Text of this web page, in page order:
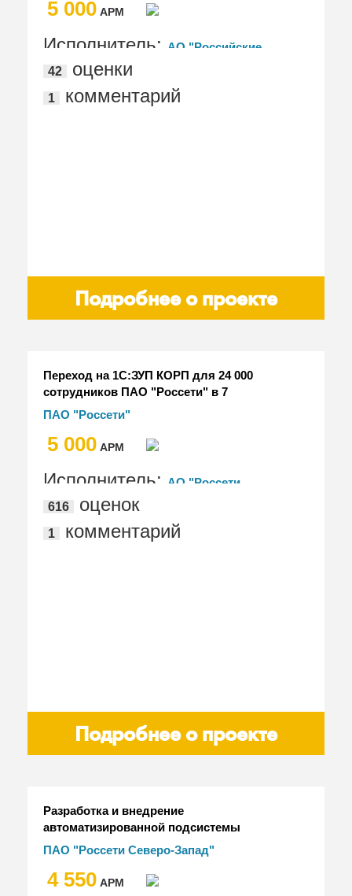
5 000 АРМ
Исполнитель:
АО "Российские
космические системы"
42 оценки
1 комментарий
Подробнее о проекте
Переход на 1С:ЗУП КОРП для 24 000
сотрудников ПАО "Россети" в 7
часовых поясах
ПАО "Россети"
5 000 АРМ
Исполнитель:
АО "Россети
Цифра", "ЭДИТ ПРО"
616 оценок
1 комментарий
Подробнее о проекте
Разработка и внедрение
автоматизированной подсистемы
"Управление складами" ПАО "Россети
ПАО "Россети Северо-Запад"
4 550 АРМ